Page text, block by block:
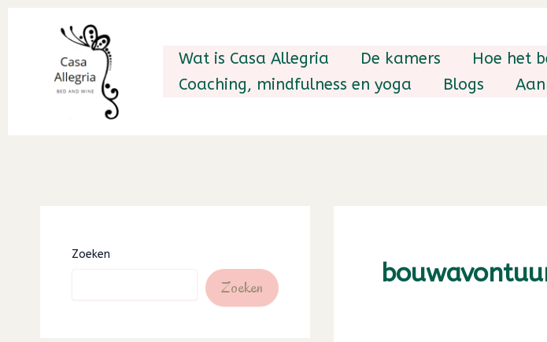
Wat is Casa Allegria De kamers
Hoe het
Coaching, mindfulness en yoga
Blogs
Zoeken
Zoeken